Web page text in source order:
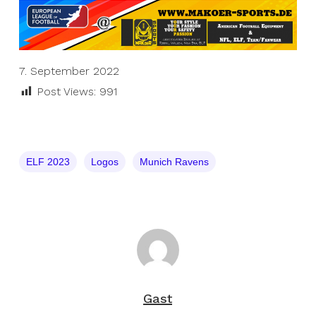
7. September 2022
Post Views: 991
ELF 2023 Logos Munich Ravens
Gast